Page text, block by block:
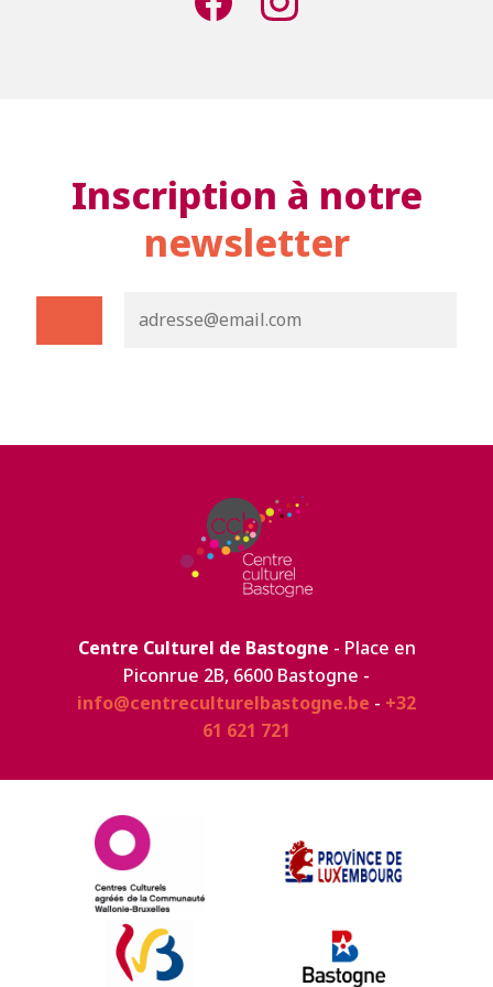
Inscription à notre
newsletter
Centre Culturel de Bastogne - Place en
Piconrue 2B, 6600 Bastogne -
info@centreculturelbastogne.be - +32
61 621 721